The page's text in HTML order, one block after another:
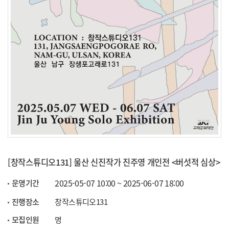
[창작스튜디오131] 울산 신진작가 진주영 개인전 <버섯적 심상>
운영기간 2025-05-07 10:00 ~ 2025-06-07 18:00
진행장소
창작스튜디오131
모집인원
명